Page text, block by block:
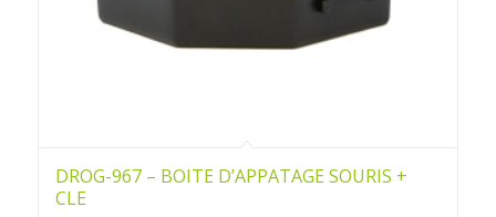
DROG-967 – BOITE D’APPATAGE SOURIS +
CLE